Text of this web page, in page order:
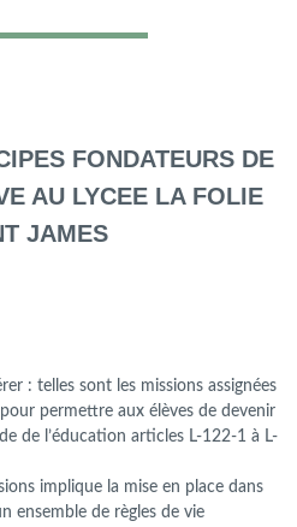
FONDATEURS DE
AU LYCEE LA FOLIE
JAMES
: telles sont les missions assignées
permettre aux élèves de devenir
de l’éducation articles L-122-1 à L-
implique la mise en place dans
ensemble de règles de vie